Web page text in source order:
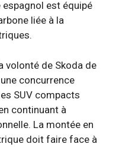
est équipé
liée à la
volonté de Skoda de
concurrence
SUV compacts
continuant à
La montée en
doit faire face à